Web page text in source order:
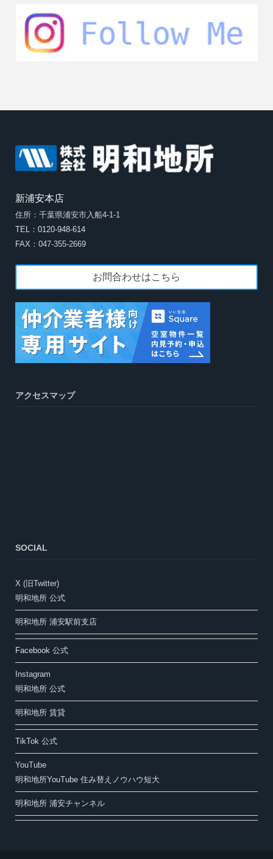
新浦安本店
住所：千葉県浦安市入船4-1-1
TEL：0120-948-614
FAX：047-355-2669
お問合わせはこちら
アクセスマップ
SOCIAL
X (旧Twitter)
明和地所 公式
明和地所 浦安駅前支店
Facebook 公式
Instagram
明和地所 公式
明和地所 賃貸
TikTok 公式
YouTube
明和地所YouTube 住み替えノウハウ短大
明和地所 浦安チャンネル